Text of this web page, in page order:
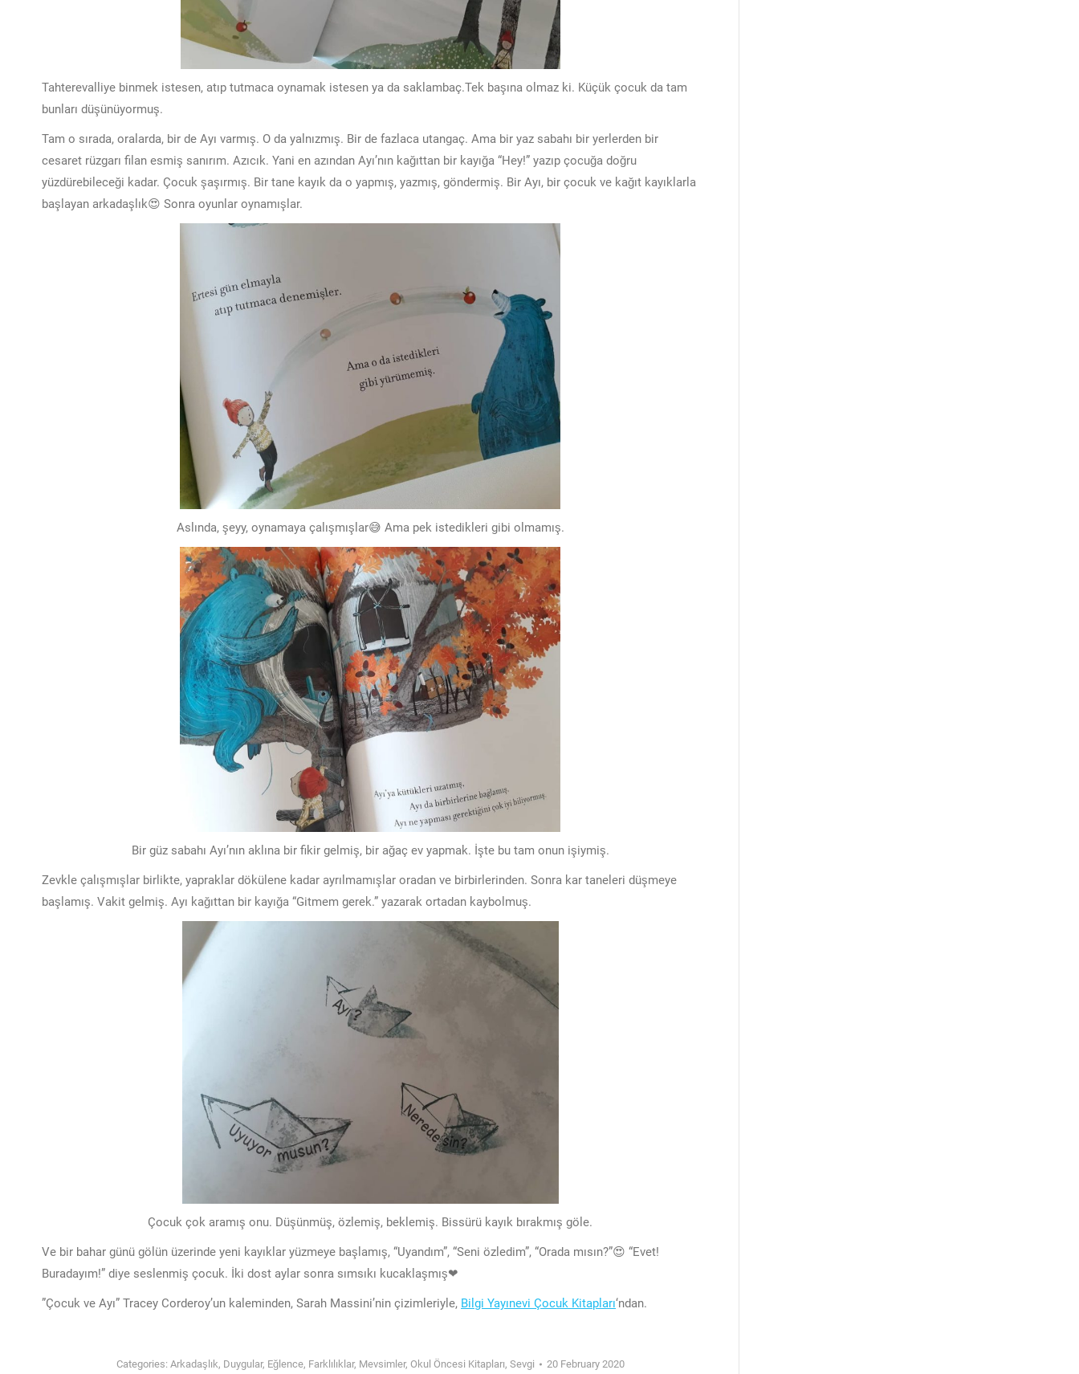
Tahterevalliye binmek istesen, atıp tutmaca oynamak istesen ya da saklambaç.Tek başına olmaz ki. Küçük çocuk da tam
bunları düşünüyormuş.
Tam o sırada, oralarda, bir de Ayı varmış. O da yalnızmış. Bir de fazlaca utangaç. Ama bir yaz sabahı bir yerlerden bir
cesaret rüzgarı filan esmiş sanırım. Azıcık. Yani en azından Ayı’nın kağıttan bir kayığa “Hey!” yazıp çocuğa doğru
yüzdürebileceği kadar. Çocuk şaşırmış. Bir tane kayık da o yapmış, yazmış, göndermiş. Bir Ayı, bir çocuk ve kağıt kayıklarla
başlayan arkadaşlık😍 Sonra oyunlar oynamışlar.
Aslında, şeyy, oynamaya çalışmışlar😅 Ama pek istedikleri gibi olmamış.
Bir güz sabahı Ayı’nın aklına bir fikir gelmiş, bir ağaç ev yapmak. İşte bu tam onun işiymiş.
Zevkle çalışmışlar birlikte, yapraklar dökülene kadar ayrılmamışlar oradan ve birbirlerinden. Sonra kar taneleri düşmeye
başlamış. Vakit gelmiş. Ayı kağıttan bir kayığa “Gitmem gerek.” yazarak ortadan kaybolmuş.
Çocuk çok aramış onu. Düşünmüş, özlemiş, beklemiş. Bissürü kayık bırakmış göle.
Ve bir bahar günü gölün üzerinde yeni kayıklar yüzmeye başlamış, “Uyandım”, “Seni özledim”, “Orada mısın?”😍 “Evet!
Buradayım!” diye seslenmiş çocuk. İki dost aylar sonra sımsıkı kucaklaşmış❤
”Çocuk ve Ayı” Tracey Corderoy’un kaleminden, Sarah Massini’nin çizimleriyle, Bilgi Yayınevi Çocuk Kitapları‘ndan.
Categories: Arkadaşlık, Duygular, Eğlence, Farklılıklar, Mevsimler, Okul Öncesi Kitapları, Sevgi 20 February 2020